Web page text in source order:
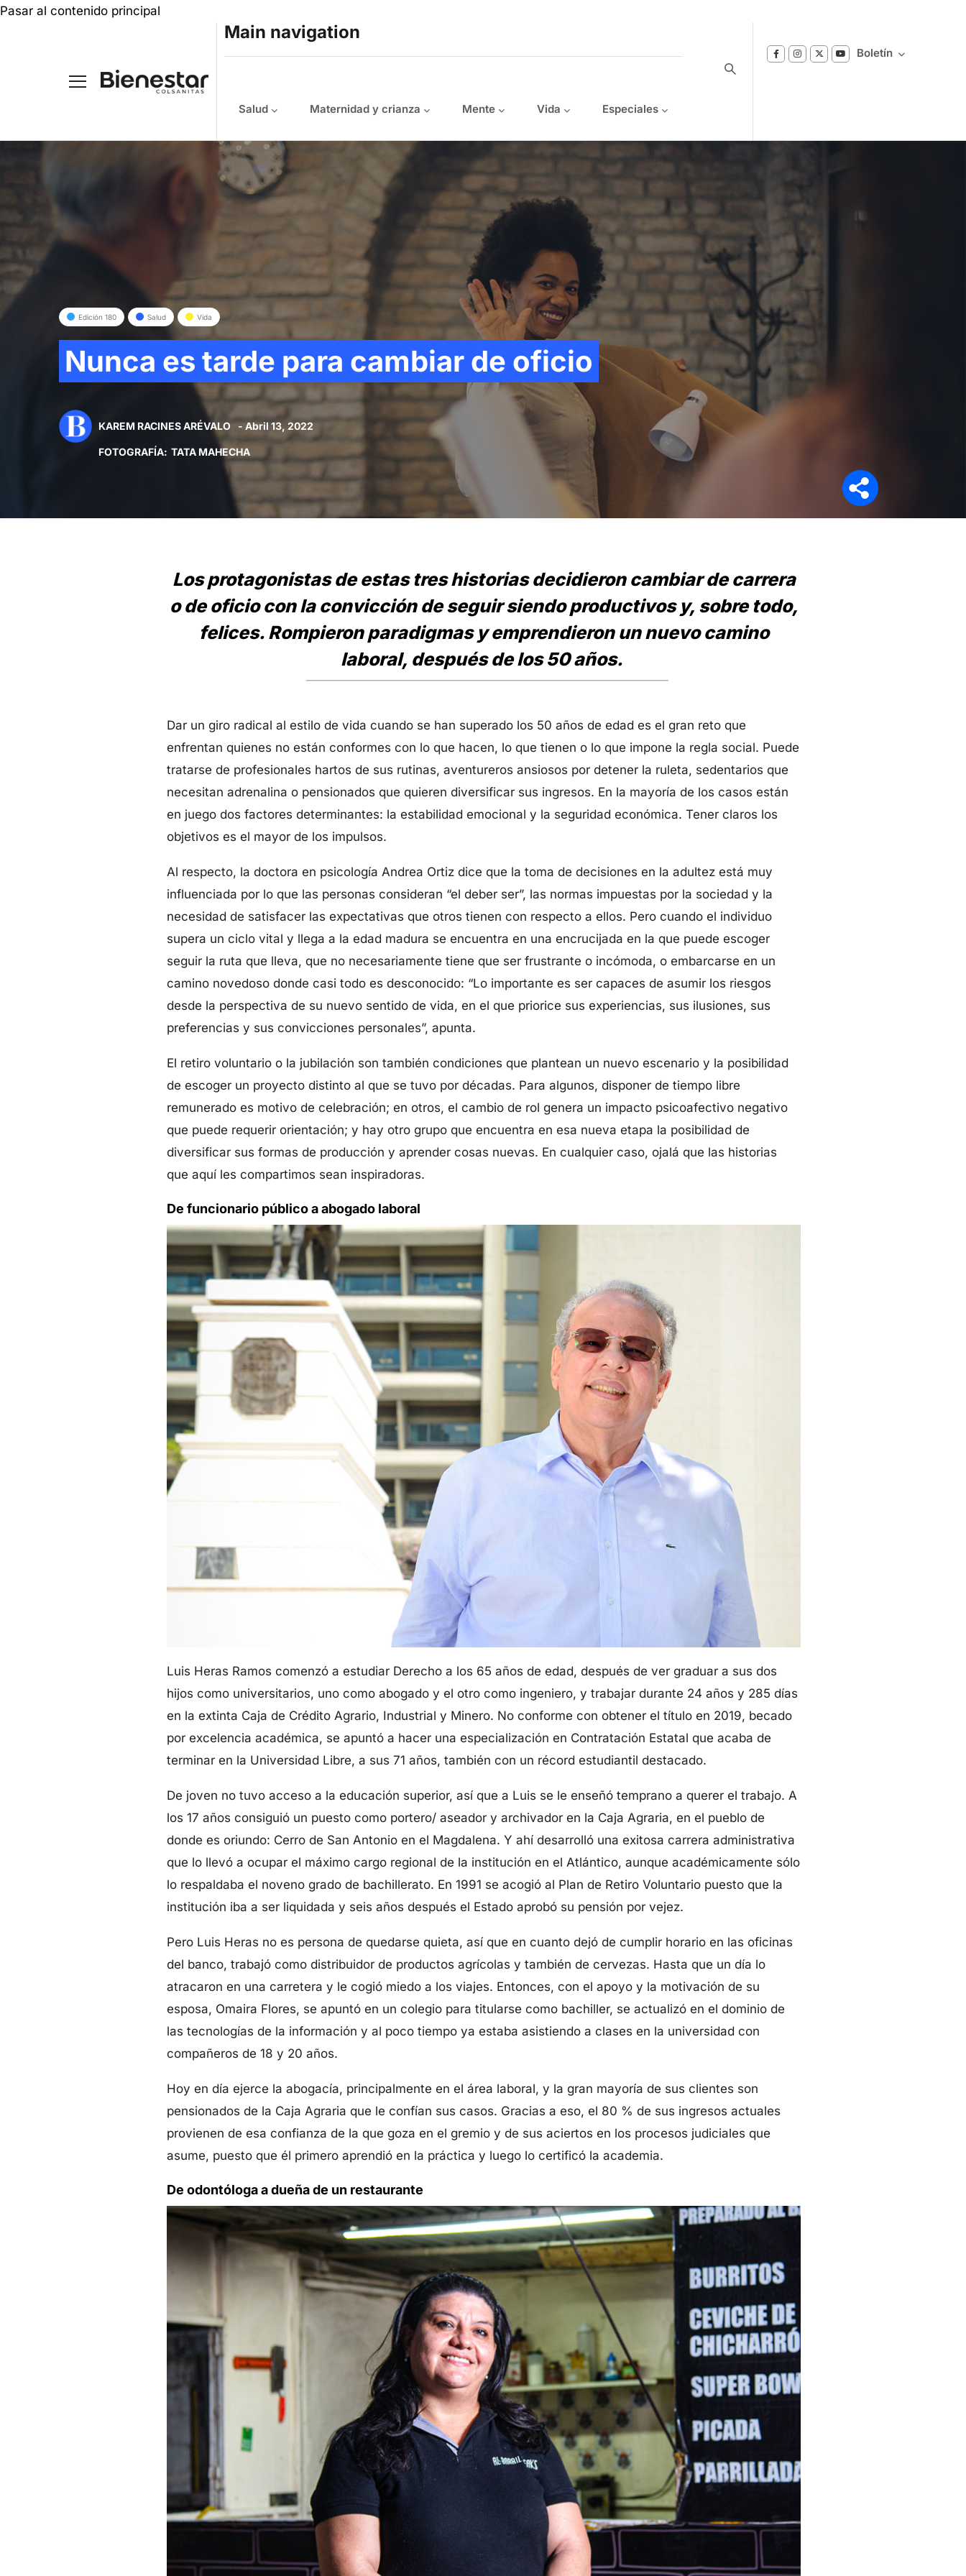
Pasar al contenido principal
Main navigation
Salud Maternidad y crianza Mente Vida Especiales
Boletín
Suscríbase a nuestro boletín
Reciba notificaciones sobre los temas de
Bienestar que le interesan.
Síganos en
Edición 180 Salud Vida
Nunca es tarde para cambiar de oficio
KAREM RACINES ARÉVALO - Abril 13, 2022
FOTOGRAFÍA: TATA MAHECHA
Los protagonistas de estas tres historias decidieron cambiar de carrera
o de oficio con la convicción de seguir siendo productivos y, sobre todo,
felices. Rompieron paradigmas y emprendieron un nuevo camino
laboral, después de los 50 años.
Dar un giro radical al estilo de vida cuando se han superado los 50 años de edad es el gran reto que
enfrentan quienes no están conformes con lo que hacen, lo que tienen o lo que impone la regla social. Puede
tratarse de profesionales hartos de sus rutinas, aventureros ansiosos por detener la ruleta, sedentarios que
necesitan adrenalina o pensionados que quieren diversificar sus ingresos. En la mayoría de los casos están
en juego dos factores determinantes: la estabilidad emocional y la seguridad económica. Tener claros los
objetivos es el mayor de los impulsos.
Al respecto, la doctora en psicología Andrea Ortiz dice que la toma de decisiones en la adultez está muy
influenciada por lo que las personas consideran “el deber ser”, las normas impuestas por la sociedad y la
necesidad de satisfacer las expectativas que otros tienen con respecto a ellos. Pero cuando el individuo
supera un ciclo vital y llega a la edad madura se encuentra en una encrucijada en la que puede escoger
seguir la ruta que lleva, que no necesariamente tiene que ser frustrante o incómoda, o embarcarse en un
camino novedoso donde casi todo es desconocido: “Lo importante es ser capaces de asumir los riesgos
desde la perspectiva de su nuevo sentido de vida, en el que priorice sus experiencias, sus ilusiones, sus
preferencias y sus convicciones personales”, apunta.
El retiro voluntario o la jubilación son también condiciones que plantean un nuevo escenario y la posibilidad
de escoger un proyecto distinto al que se tuvo por décadas. Para algunos, disponer de tiempo libre
remunerado es motivo de celebración; en otros, el cambio de rol genera un impacto psicoafectivo negativo
que puede requerir orientación; y hay otro grupo que encuentra en esa nueva etapa la posibilidad de
diversificar sus formas de producción y aprender cosas nuevas. En cualquier caso, ojalá que las historias
que aquí les compartimos sean inspiradoras.
De funcionario público a abogado laboral
Luis Heras Ramos comenzó a estudiar Derecho a los 65 años de edad, después de ver graduar a sus dos
hijos como universitarios, uno como abogado y el otro como ingeniero, y trabajar durante 24 años y 285 días
en la extinta Caja de Crédito Agrario, Industrial y Minero. No conforme con obtener el título en 2019, becado
por excelencia académica, se apuntó a hacer una especialización en Contratación Estatal que acaba de
terminar en la Universidad Libre, a sus 71 años, también con un récord estudiantil destacado.
De joven no tuvo acceso a la educación superior, así que a Luis se le enseñó temprano a querer el trabajo. A
los 17 años consiguió un puesto como portero/ aseador y archivador en la Caja Agraria, en el pueblo de
donde es oriundo: Cerro de San Antonio en el Magdalena. Y ahí desarrolló una exitosa carrera administrativa
que lo llevó a ocupar el máximo cargo regional de la institución en el Atlántico, aunque académicamente sólo
lo respaldaba el noveno grado de bachillerato. En 1991 se acogió al Plan de Retiro Voluntario puesto que la
institución iba a ser liquidada y seis años después el Estado aprobó su pensión por vejez.
Pero Luis Heras no es persona de quedarse quieta, así que en cuanto dejó de cumplir horario en las oficinas
del banco, trabajó como distribuidor de productos agrícolas y también de cervezas. Hasta que un día lo
atracaron en una carretera y le cogió miedo a los viajes. Entonces, con el apoyo y la motivación de su
esposa, Omaira Flores, se apuntó en un colegio para titularse como bachiller, se actualizó en el dominio de
las tecnologías de la información y al poco tiempo ya estaba asistiendo a clases en la universidad con
compañeros de 18 y 20 años.
Hoy en día ejerce la abogacía, principalmente en el área laboral, y la gran mayoría de sus clientes son
pensionados de la Caja Agraria que le confían sus casos. Gracias a eso, el 80 % de sus ingresos actuales
provienen de esa confianza de la que goza en el gremio y de sus aciertos en los procesos judiciales que
asume, puesto que él primero aprendió en la práctica y luego lo certificó la academia.
De odontóloga a dueña de un restaurante